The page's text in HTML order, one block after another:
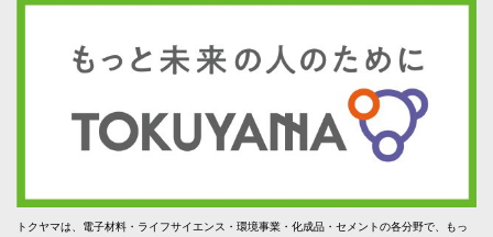
トクヤマは、電子材料・ライフサイエンス・環境事業・化成品・セメントの各分野で、もっ